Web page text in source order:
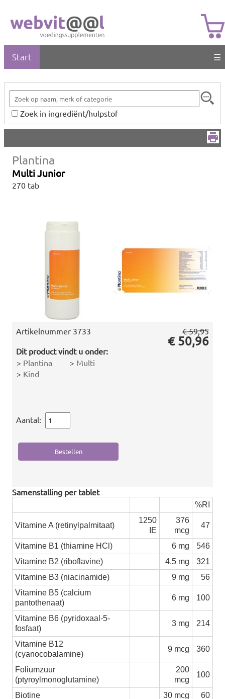
Start ☰
Zoek in ingrediënt/hulpstof
Plantina
Multi Junior
270 tab
Artikelnummer 3733
Dit product vindt u onder:
> Plantina > Multi
> Kind
€ 59,95
€ 50,96
Aantal:
Samenstalling per tablet
%RI
Vitamine A (retinylpalmitaat)
1250
IE
376
mcg
47
Vitamine B1 (thiamine HCl) 6 mg
546
Vitamine B2 (riboflavine)
4,5 mg
321
Vitamine B3 (niacinamide)
9 mg
56
Vitamine B5 (calcium
pantothenaat)
6 mg 100
Vitamine B6 (pyridoxaal-5-
fosfaat)
3 mg 214
Vitamine B12
(cyanocobalamine)
9 mcg 360
Foliumzuur
(ptyroylmonoglutamine)
200
mcg
100
Biotine 30 mcg
60